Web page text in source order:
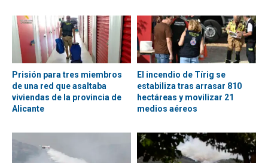
Prisión para tres miembros
de una red que asaltaba
viviendas de la provincia de
Alicante
El incendio de Tírig se
estabiliza tras arrasar 810
hectáreas y movilizar 21
medios aéreos